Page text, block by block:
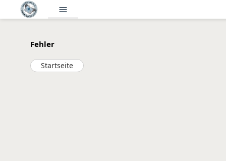
menu
Fehler
Startseite